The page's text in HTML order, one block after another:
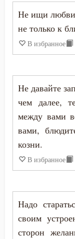
Злопамятство
Искушение
Исповедь
Истина
Клятва
Колдовство
Ложь
Любовь
Иларион
Илия Екдик
Иоанн
Иоанн
Иоанн
Иоанн
Иоанн Мосх
Не ищи любви
не только к
В избранное
Не давайте
чем далее,
между вами
вами,
козни.
В избранное
Надо
своим
сторон